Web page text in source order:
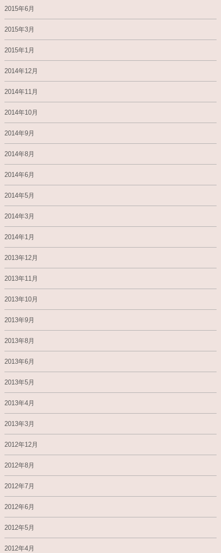
2015年6月
2015年3月
2015年1月
2014年12月
2014年11月
2014年10月
2014年9月
2014年8月
2014年6月
2014年5月
2014年3月
2014年1月
2013年12月
2013年11月
2013年10月
2013年9月
2013年8月
2013年6月
2013年5月
2013年4月
2013年3月
2012年12月
2012年8月
2012年7月
2012年6月
2012年5月
2012年4月